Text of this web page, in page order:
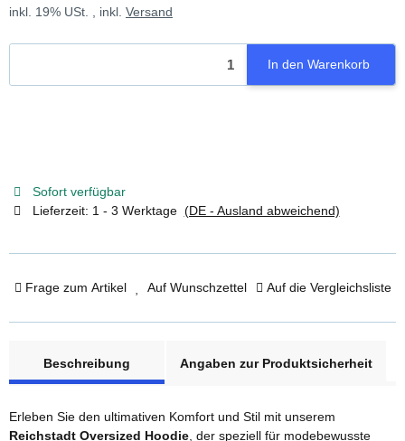
inkl. 19% USt. , inkl. Versand
In den Warenkorb
Sofort verfügbar
Lieferzeit: 1 - 3 Werktage (DE - Ausland abweichend)
Frage zum Artikel Auf Wunschzettel Auf die Vergleichsliste
Beschreibung
Angaben zur Produktsicherheit
Erleben Sie den ultimativen Komfort und Stil mit unserem
Reichstadt Oversized Hoodie , der speziell für modebewusste